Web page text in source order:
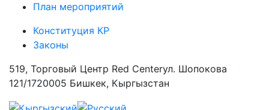
План мероприятий
Конституция КР
Законы
519, Торговый Центр Red Centerул. Шопокова
121/1720005 Бишкек, Кыргызстан